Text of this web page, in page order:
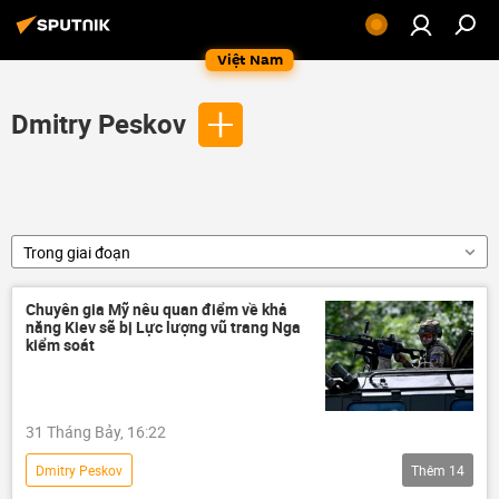
Việt Nam
Dmitry Peskov
Trong giai đoạn
Chuyên gia Mỹ nêu quan điểm về khả
năng Kiev sẽ bị Lực lượng vũ trang Nga
kiểm soát
31 Tháng Bảy, 16:22
Dmitry Peskov
Thêm 14